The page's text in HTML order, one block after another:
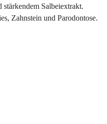
Salbeiextrakt.
Zahnstein und Parodontose.